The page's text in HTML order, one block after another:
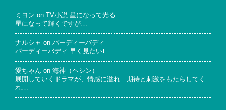
ミヨン on TV小説 星になって光る
星になって輝くですが…
ナルシャ on バーディーバディ
バーディーバディ 早く見たい❗
愛ちゃん on 海神（ヘシン）
展開していくドラマが、情感に溢れ 期待と刺激をもたらしてく
れ…